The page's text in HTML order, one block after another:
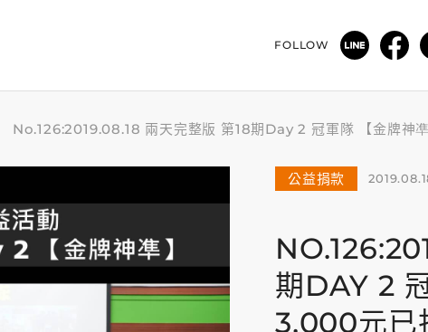
FOLLOW
No.126:2019.08.18 兩天完整版 第18期Day 2 冠軍隊 【金牌神
公益捐款
期DAY 2
3,000元已